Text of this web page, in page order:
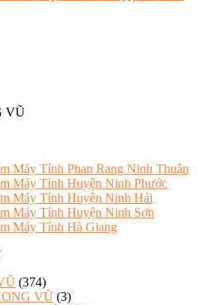
VŨ
Máy Tính Phan Rang Ninh Thuận
Máy Tính Huyện Ninh Phước
Máy Tính Huyện Ninh Hải
Máy Tính Huyện Ninh Sơn
Máy Tính Hà Giang
(374)
VŨ (3)